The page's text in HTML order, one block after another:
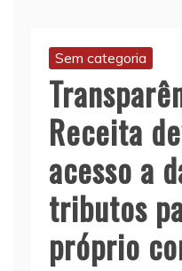
Sem categoria
Receita
acesso a
tributos
próprio